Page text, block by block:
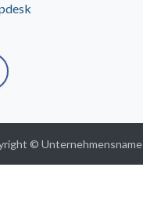
© Unternehmensname